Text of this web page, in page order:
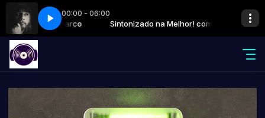
00:00 - 06:00
com Marco Sintonizado na Melhor! com Marco
Luke Combs - Be By You